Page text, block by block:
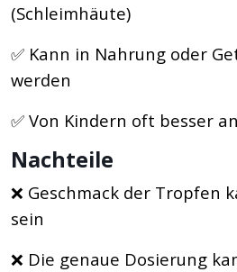
(Schleimhäute)
✅ Kann in Nahrung oder
werden
✅ Von Kindern oft besser
Nachteile
❌ Geschmack der Tropfen
sein
❌ Die genaue Dosierung